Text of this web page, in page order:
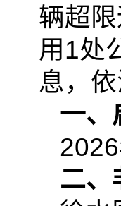
辆超
用1处
息，
一、
二、